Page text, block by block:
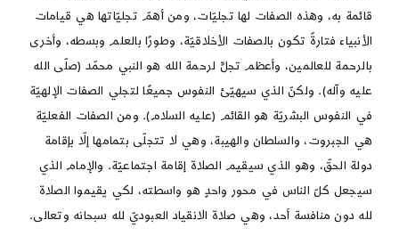
قائمة به، وهذه الصفات لها تجليّات، ومن أهمّ تجليّاتها هي قيامات
الأنبياء فتارةً تكون بالصفات الأخلاقيّة، وطورًا بالعلم وبسطه، وأخرى
بالرحمة للعالمين، وأعظم تجلٍّ لرحمة الله هو النبي محمّد (صلّى الله
عليه وآله). ولكنّ الذي سيهيّئ النفوس جميعًا لتجلي الصفات الإلهيّة
في النفوس البشريّة هو القائم (عليه السلام). ومن الصفات الفعليّة
هي الجبروت، والسلطان والهيبة، وهي لا تتجلّى بتمامها إلّا بإقامة
دولة الحقّ، وهو الذي سيقيم الصلاة إقامة اجتماعيّة. والإمام الذي
سيجعل كلّ الناس في محور واحدٍ هو واسطته، لكي يقيموا الصلاة
لله دون منافسة أحد، وهي صلاة الانقياد العبوديّ لله سبحانه وتعالى.